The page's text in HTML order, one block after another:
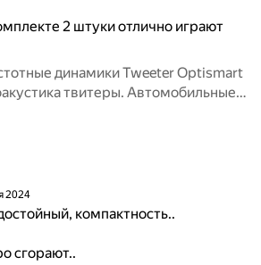
2 штуки отлично играют
динамики Tweeter Optismart
твитеры. Автомобильные
пищалки для авто твиттеры.
2024
компактность..
сгорают..